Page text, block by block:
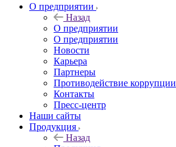
О предприятии
Назад
О предприятии
О предприятии
Новости
Карьера
Партнеры
Противодействие коррупции
Контакты
Пресс-центр
Наши сайты
Продукция
Назад